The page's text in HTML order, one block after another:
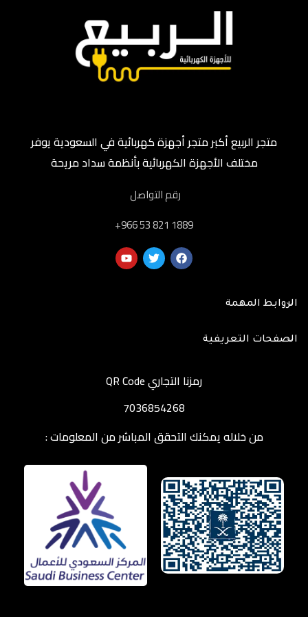
متجر الربيع أكبر متجر أجهزة كهربائية في السعودية يوفر
مختلف الأجهزة الكهربائية بأنظمة سداد مريحة
رقم التواصل
‎+966 53 821 1889
الروابط المهمة
الصفحات التعريفية
رمزنا التجاري QR Code
7036854268
من خلاله يمكنك التحقق المباشر من المعلومات :